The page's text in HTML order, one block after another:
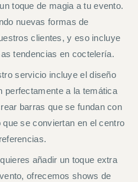
toque de magia a tu evento.
nuevas formas de
clientes, y eso incluye
tendencias en coctelería.
servicio incluye el diseño
perfectamente a la temática
barras que se fundan con
se conviertan en el centro
añadir un toque extra
ofrecemos shows de